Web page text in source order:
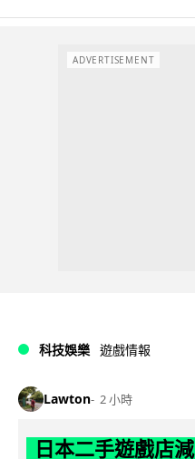
ADVERTISEMENT
科技娛樂 遊戲情報
Lawton 2 小時
日本二手遊戲店